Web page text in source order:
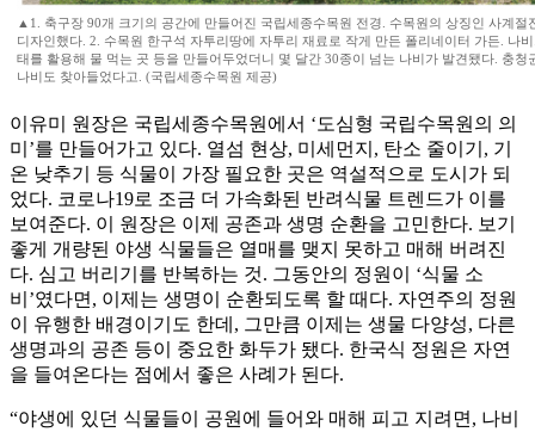
▲1. 축구장 90개 크기의 공간에 만들어진 국립세종수목원 전경. 수목원의 상징인 사계절
디자인했다. 2. 수목원 한구석 자투리땅에 자투리 재료로 작게 만든 폴리네이터 가든. 나
태를 활용해 물 먹는 곳 등을 만들어두었더니 몇 달간 30종이 넘는 나비가 발견됐다. 충청
나비도 찾아들었다고. (국립세종수목원 제공)
이유미 원장은 국립세종수목원에서 ‘도심형 국립수목원의 의
미’를 만들어가고 있다. 열섬 현상, 미세먼지, 탄소 줄이기, 기
온 낮추기 등 식물이 가장 필요한 곳은 역설적으로 도시가 되
었다. 코로나19로 조금 더 가속화된 반려식물 트렌드가 이를
보여준다. 이 원장은 이제 공존과 생명 순환을 고민한다. 보기
좋게 개량된 야생 식물들은 열매를 맺지 못하고 매해 버려진
다. 심고 버리기를 반복하는 것. 그동안의 정원이 ‘식물 소
비’였다면, 이제는 생명이 순환되도록 할 때다. 자연주의 정원
이 유행한 배경이기도 한데, 그만큼 이제는 생물 다양성, 다른
생명과의 공존 등이 중요한 화두가 됐다. 한국식 정원은 자연
을 들여온다는 점에서 좋은 사례가 된다.
“야생에 있던 식물들이 공원에 들어와 매해 피고 지려면, 나비